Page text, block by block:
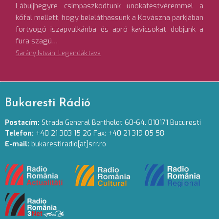
Lábujjhegyre csimpaszkodtunk unokatestvéremmel a
kőfal mellett, hogy beleláthassunk a Kovászna parkjában
fortyogó iszapvulkánba és apró kavicsokat dobjunk a
fura szagú…
Sarány István: Legendák tava
Bukaresti Rádió
Postacím: Strada General Berthelot 60-64. 010171 Bucuresti
Telefon: +40 21 303 15 26 Fax: +40 21 319 05 58
E-mail: bukarestiradio[at]srr.ro